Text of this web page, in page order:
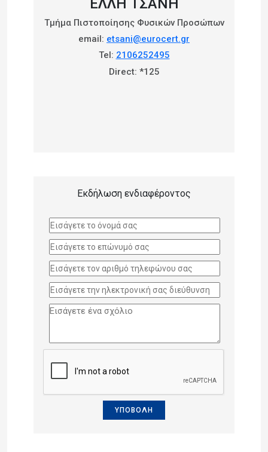
ΈΛΛΗ ΤΣΆΝΗ
Τμήμα Πιστοποίησης Φυσικών Προσώπων
email: etsani@eurocert.gr
Tel: 2106252495
Direct: *125
Εκδήλωση ενδιαφέροντος
ΥΠΟΒΟΛΗ